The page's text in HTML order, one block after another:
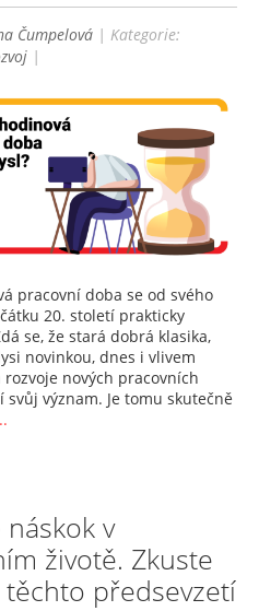
Čumpelová | Kategorie:
|
pracovní doba se od svého
20. století prakticky
se, že stará dobrá klasika,
novinkou, dnes i vlivem
nových pracovních
svůj význam. Je tomu skutečně
v
životě. Zkuste
předsevzetí